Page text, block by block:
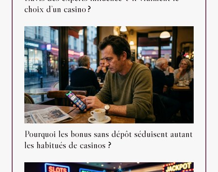
choix d’un casino ?
Pourquoi les bonus sans dépôt séduisent autant
les habitués de casinos ?